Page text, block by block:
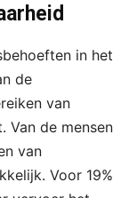
in het
de
van
Van de mensen
van
Voor 19%